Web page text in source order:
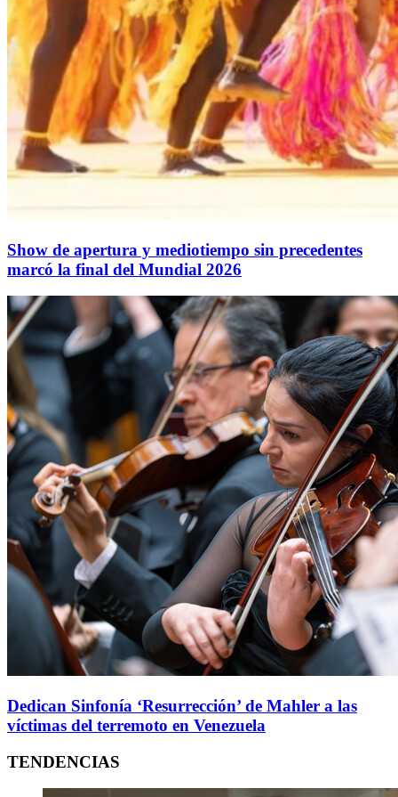
Show de apertura y mediotiempo sin precedentes
marcó la final del Mundial 2026
Dedican Sinfonía ‘Resurrección’ de Mahler a las
víctimas del terremoto en Venezuela
TENDENCIAS